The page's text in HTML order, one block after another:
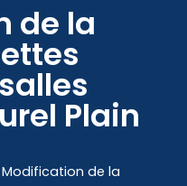
de la
Plain
Modification de la